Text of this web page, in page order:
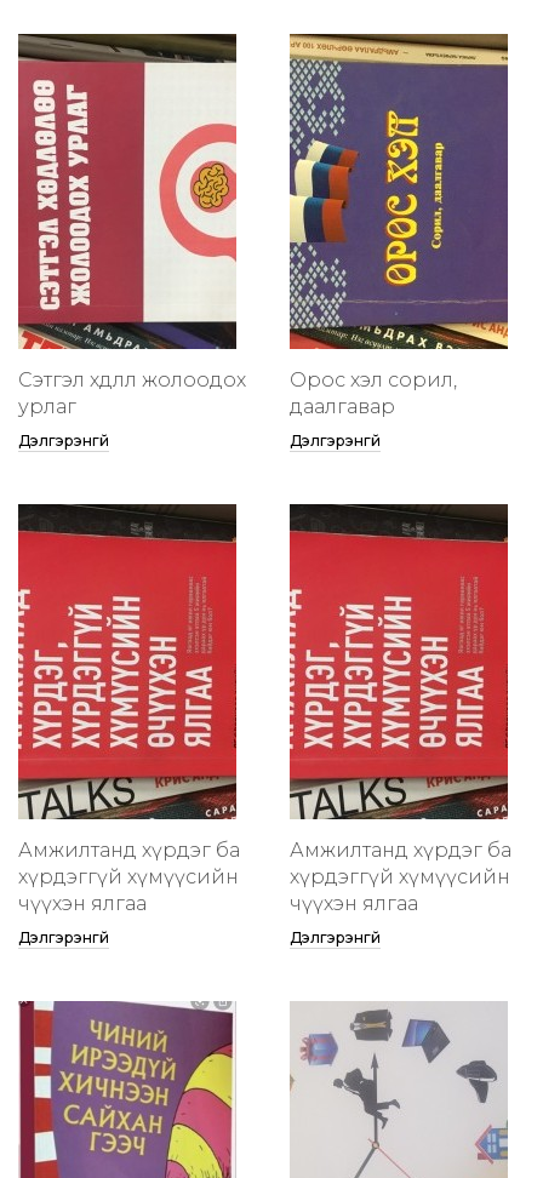
Сэтгэл хөдлөлөө жолоодох
урлаг
Дэлгэрэнгүй
Орос хэл сорил,
даалгавар
Дэлгэрэнгүй
Амжилтанд хүрдэг ба
хүрдэггүй хүмүүсийн
өчүүхэн ялгаа
Дэлгэрэнгүй
Амжилтанд хүрдэг ба
хүрдэггүй хүмүүсийн
өчүүхэн ялгаа
Дэлгэрэнгүй